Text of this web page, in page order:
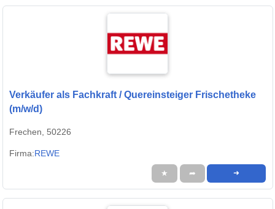
Verkäufer als Fachkraft / Quereinsteiger Frischetheke
(m/w/d)
Frechen, 50226
Firma:REWE
★ ➦ ➜